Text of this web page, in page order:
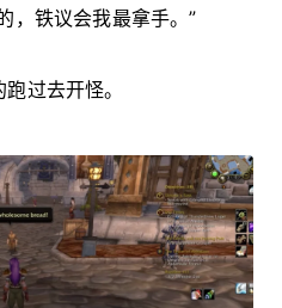
，铁议会我最拿手。”
过去开怪。